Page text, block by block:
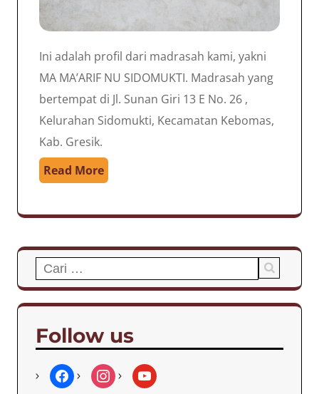
Ini adalah profil dari madrasah kami, yakni
MA MA’ARIF NU SIDOMUKTI. Madrasah yang
bertempat di Jl. Sunan Giri 13 E No. 26 ,
Kelurahan Sidomukti, Kecamatan Kebomas,
Kab. Gresik.
Read More
Cari
untuk:
Follow us
f
i
y